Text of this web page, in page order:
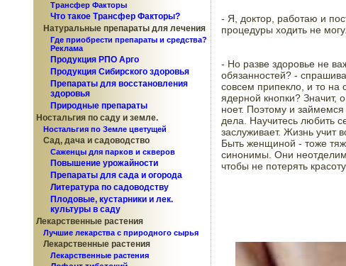
Трансфер Факторы
Что такое Трансфер Факторы?
Натуральные препараты для лечения
Где приобрести препараты и средства?
Реклама
Продукция РПО Арго
Продукция Сибирского здоровья
Препараты для восстановления
здоровья
Природные препараты
Ностальгия по саду и земле.
Ностальгия по Земле цветущей
Сад, дача и садоводство
Саженцы для парков и скверов
Повышение урожайности
Препараты для сада и огорода
Литература по садоводству
Плодовые, кустарники и лек.
культуры в саду
Лекарственные растения
Лучшие лекарства с природного сырья
Лекарственные растения
Лекарственные растения
- Я, доктор, работаю и
процедуры ходить не
- Но разве здоровье не
обязанностей? -
совсем припекло, и то на
ядерной кнопки? Значит,
ноет. Поэтому и
дела. Научитесь любить
заслуживает. Жизнь учит
Быть женщиной - тоже
синонимы. Они
чтобы не потерять красоту.